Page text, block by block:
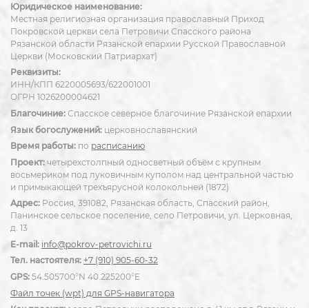
Юридическое наименование:
Местная религиозная организация православный Приход
Покровской церкви села Петровичи Спасского района
Рязанской области Рязанской епархии Русской Православной
Церкви (Московский Патриархат)
Реквизиты:
ИНН/КПП 6220005693/622001001
ОГРН 1026200004621
Благочиние: Спасское северное благочиние Рязанской епархии
Язык богослужений: церковнославянский
Время работы: по расписанию
Проект: четырехстолпный односветный объём с крупным
восьмериком под луковичным куполом над центральной частью
и примыкающей трехъярусной колокольней (1872)
Адрес: Россия, 391082, Рязанская область, Спасский район,
Панинское сельское поселение, село Петровичи, ул. Церковная,
д. 13
E-mail: info@pokrov-petrovichi.ru
Тел. настоятеля: +7 (910) 905-60-32
GPS: 54.505700°N 40.225200°E
Файл точек (wpt) для GPS-навигатора